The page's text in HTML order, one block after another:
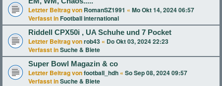
Letzter Beitrag von RomanSZ1991 « Mo Okt 14, 2024 06:57
Verfasst in Football international
Riddell CPX50i , UA Schuhe und 7 Pocket
Letzter Beitrag vonrob43 « Do Okt 03, 2024 22:23
Verfasst inSuche & Biete
Super Bowl Magazin & co
Letzter Beitrag vonfootball_hdh « So Sep 08, 2024 09:57
Verfasst inSuche & Biete